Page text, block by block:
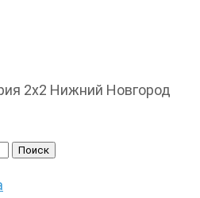
2х2 Нижний Новгород